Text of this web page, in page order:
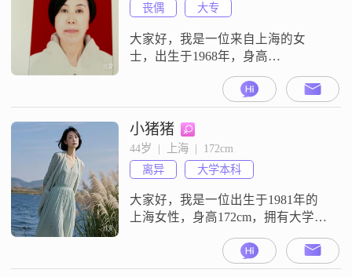
丧偶 大专
大家好，我是一位来自上海的女
士，出生于1968年，身高
160cm##3002##我在上海有着稳定的
工作，月收入在12001到20000元之
间##3002##我拥有大专学历，在工
作中我一直保持着认真负责的态度
##3002##我觉得自己是一个善解人
意的人，能够理解和尊重他人的想
法和感受##3002##在生活中我比较
独立自信
小猪猪
44岁  |  上海  |  172cm
离异
大学本科
大家好，我是一位出生于1981年的
上海女性，身高172cm，拥有大学本
科学历##3002##目前在上海工作，
月收入在12001到20000元之间
##3002##我性格细腻敏感，独立自